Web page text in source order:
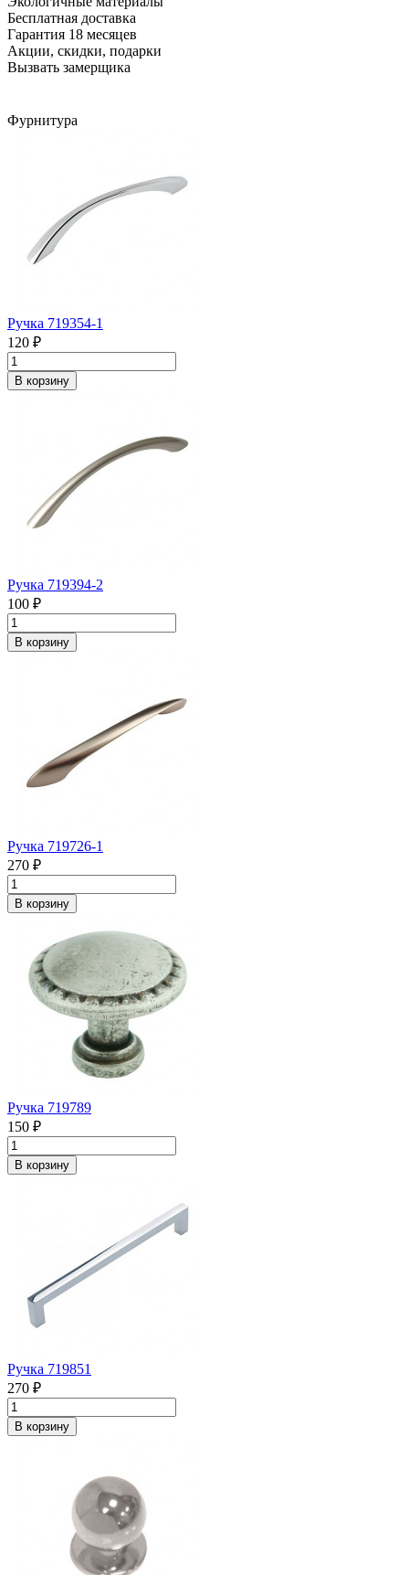
Бесплатная доставка
Гарантия 18 месяцев
Акции, скидки, подарки
Вызвать замерщика
Фурнитура
Ручка 719354-1
120 ₽
В корзину
Ручка 719394-2
100 ₽
В корзину
Ручка 719726-1
270 ₽
В корзину
Ручка 719789
150 ₽
В корзину
Ручка 719851
270 ₽
В корзину